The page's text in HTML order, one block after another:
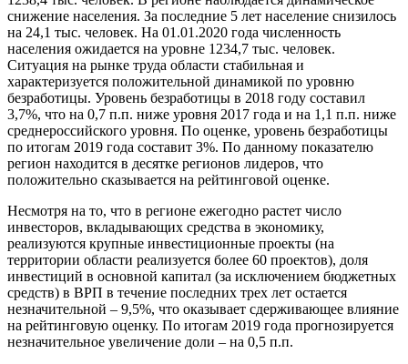
снижение населения. За последние 5 лет население снизилось
на 24,1 тыс. человек. На 01.01.2020 года численность
населения ожидается на уровне 1234,7 тыс. человек.
Ситуация на рынке труда области стабильная и
характеризуется положительной динамикой по уровню
безработицы. Уровень безработицы в 2018 году составил
3,7%, что на 0,7 п.п. ниже уровня 2017 года и на 1,1 п.п. ниже
среднероссийского уровня. По оценке, уровень безработицы
по итогам 2019 года составит 3%. По данному показателю
регион находится в десятке регионов лидеров, что
положительно сказывается на рейтинговой оценке.
Несмотря на то, что в регионе ежегодно растет число
инвесторов, вкладывающих средства в экономику,
реализуются крупные инвестиционные проекты (на
территории области реализуется более 60 проектов), доля
инвестиций в основной капитал (за исключением бюджетных
средств) в ВРП в течение последних трех лет остается
незначительной – 9,5%, что оказывает сдерживающее влияние
на рейтинговую оценку. По итогам 2019 года прогнозируется
незначительное увеличение доли – на 0,5 п.п.